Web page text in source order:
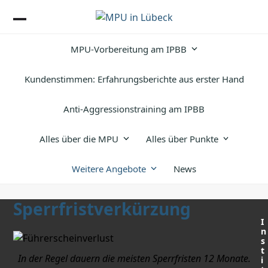
menu
menu
MPU-Vorbereitung am IPBB
Kundenstimmen: Erfahrungsberichte aus erster Hand
Anti-Aggressionstraining am IPBB
Alles über die MPU Alles über Punkte
Weitere Angebote News
Sperrfristverkürzung
In der Regel dauern die meisten Sperrfristen 12 Monate.
I
n
s
t
i